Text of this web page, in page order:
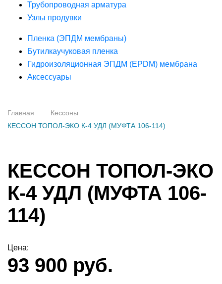
Трубопроводная арматура
Узлы продувки
Пленка (ЭПДМ мембраны)
Бутилкаучуковая пленка
Гидроизоляционная ЭПДМ (EPDM) мембрана
Аксессуары
Главная
Кессоны
КЕССОН ТОПОЛ-ЭКО К-4 УДЛ (МУФТА 106-114)
КЕССОН ТОПОЛ-ЭКО
К-4 УДЛ (МУФТА 106-
114)
Цена:
93 900 руб.